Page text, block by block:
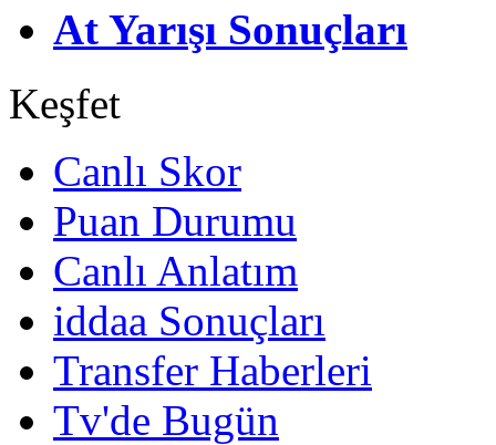
At Yarışı Sonuçları
Keşfet
Canlı Skor
Puan Durumu
Canlı Anlatım
iddaa Sonuçları
Transfer Haberleri
Tv'de Bugün